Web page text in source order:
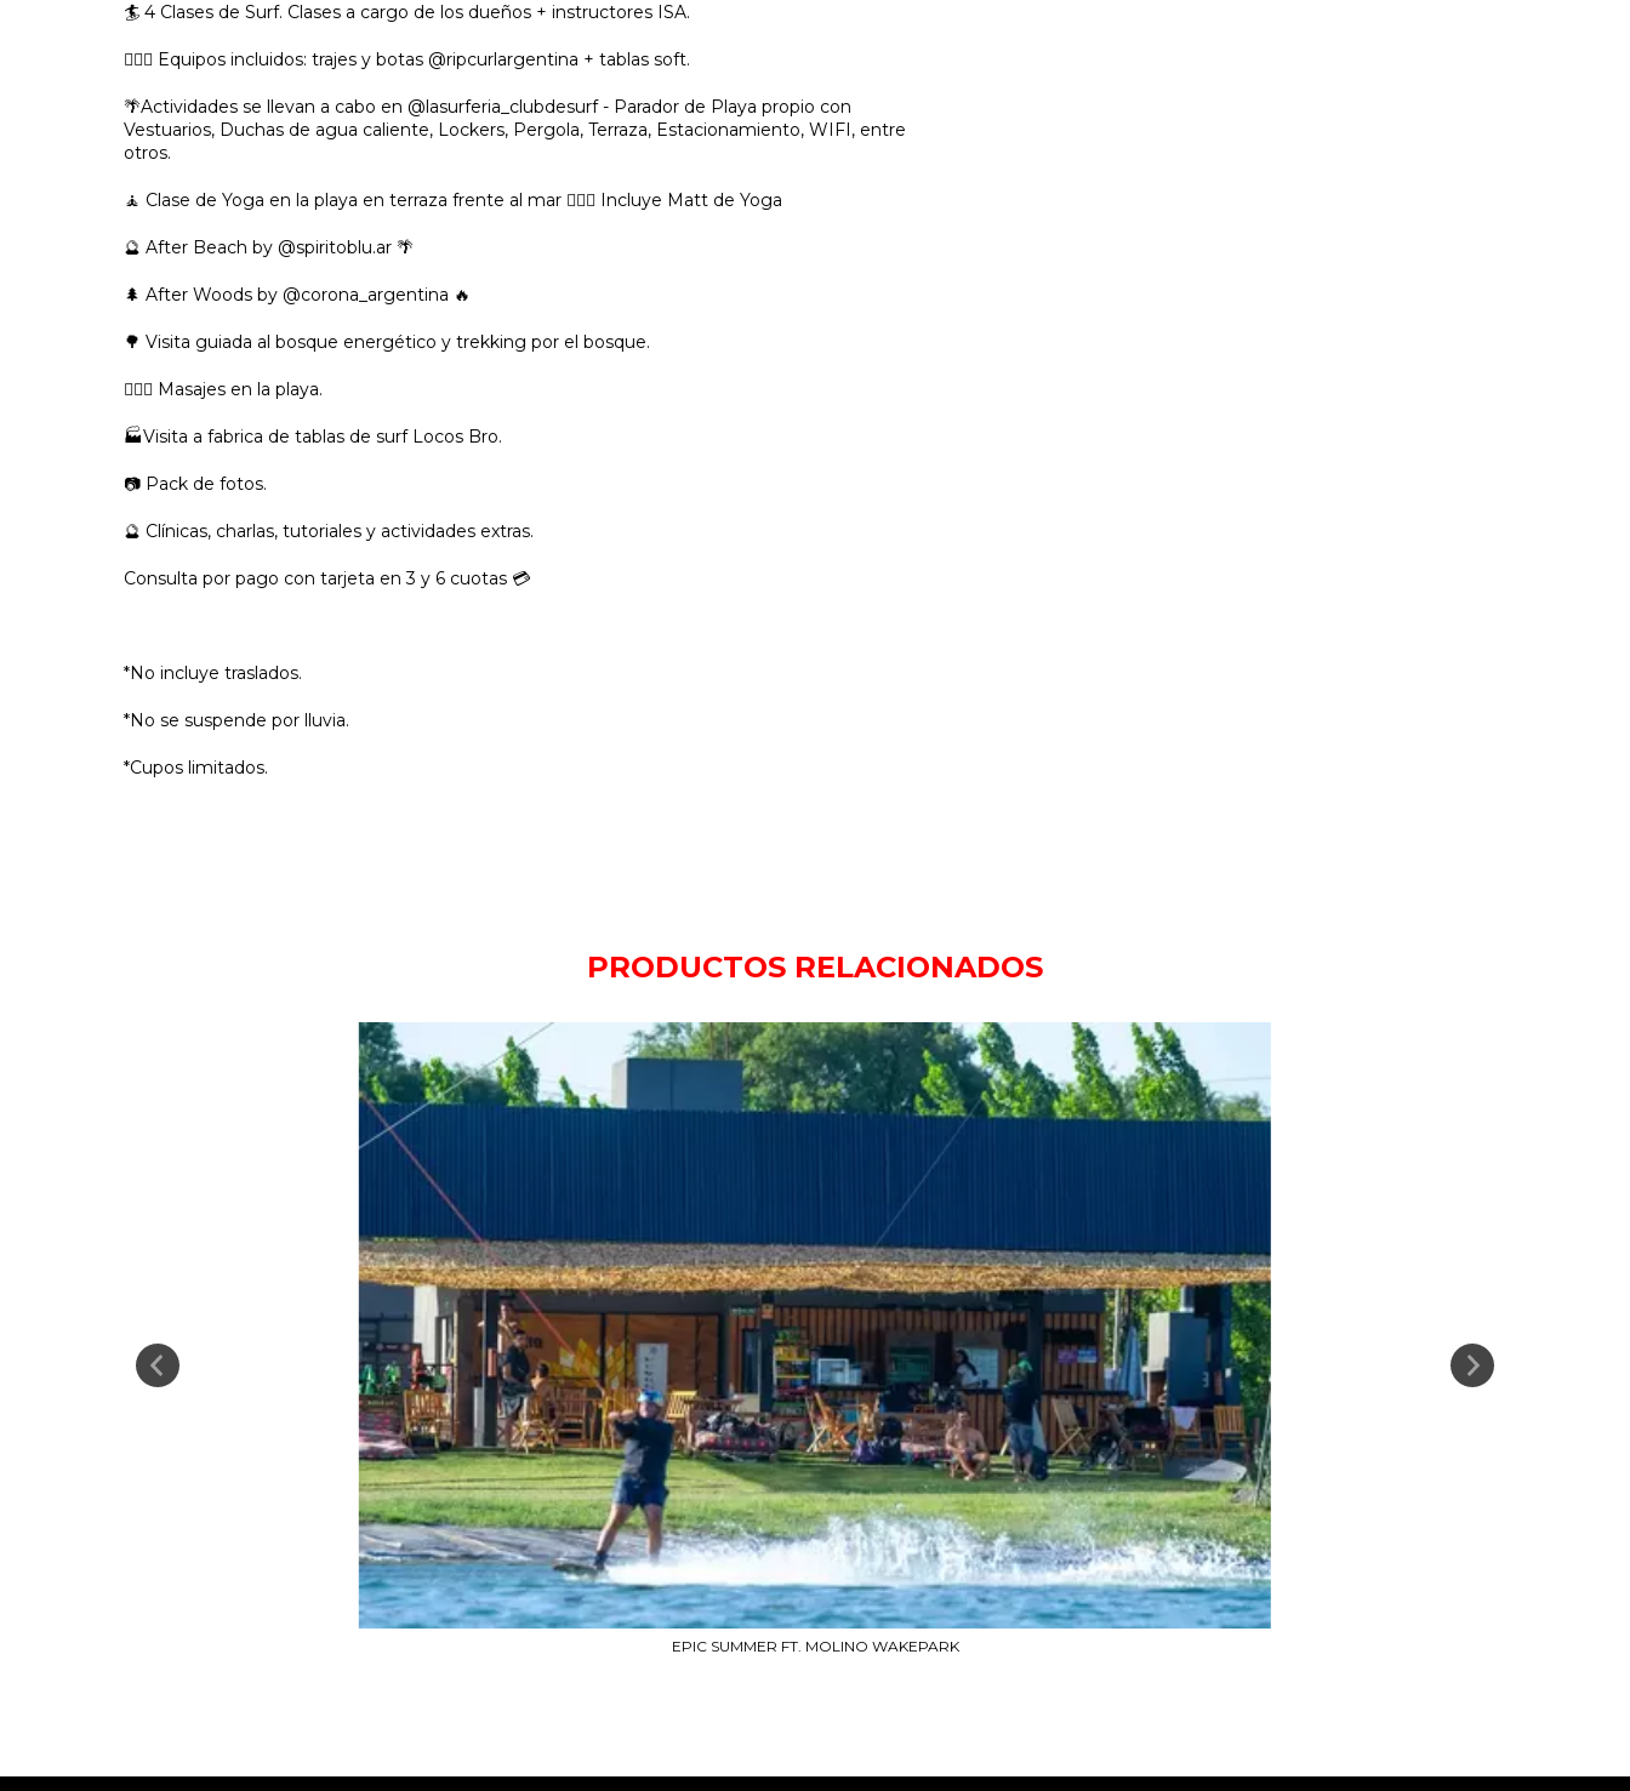
🏄 4 Clases de Surf. Clases a cargo de los dueños + instructores ISA.
🏄🏻‍♀️ Equipos incluidos: trajes y botas @ripcurlargentina + tablas soft.
🌴Actividades se llevan a cabo en @lasurferia_clubdesurf - Parador de Playa propio con
Vestuarios, Duchas de agua caliente, Lockers, Pergola, Terraza, Estacionamiento, WIFI, entre
otros.
🧘 Clase de Yoga en la playa en terraza frente al mar 🤸🏼‍♀️ Incluye Matt de Yoga
🔮 After Beach by @spiritoblu.ar 🌴
🌲 After Woods by @corona_argentina 🔥
🌳 Visita guiada al bosque energético y trekking por el bosque.
💆🏻‍♀️ Masajes en la playa.
🏭Visita a fabrica de tablas de surf Locos Bro.
📷 Pack de fotos.
🔮 Clínicas, charlas, tutoriales y actividades extras.
Consulta por pago con tarjeta en 3 y 6 cuotas 💳
*No incluye traslados.
*No se suspende por lluvia.
*Cupos limitados.
PRODUCTOS RELACIONADOS
EPIC SUMMER FT. MOLINO WAKEPARK